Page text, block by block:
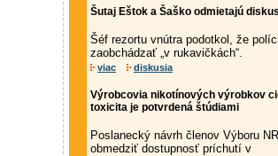
Šutaj Eštok a Šaško odmietajú
Šéf rezortu vnútra podotkol, že
zaobchádzať „v rukavičkách“.
viac diskusia
Výrobcovia nikotínových výrobkov
toxicita je potvrdená štúdiami
Poslanecký návrh členov Výboru
obmedziť dostupnosť príchutí v